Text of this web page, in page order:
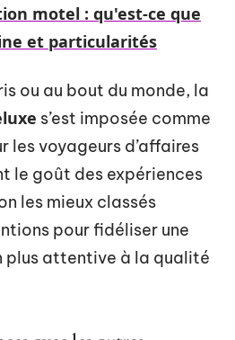
motel : qu'est-ce que
et particularités
ou au bout du monde, la
s’est imposée comme
les voyageurs d’affaires
le goût des expériences
les mieux classés
pour fidéliser une
plus attentive à la qualité